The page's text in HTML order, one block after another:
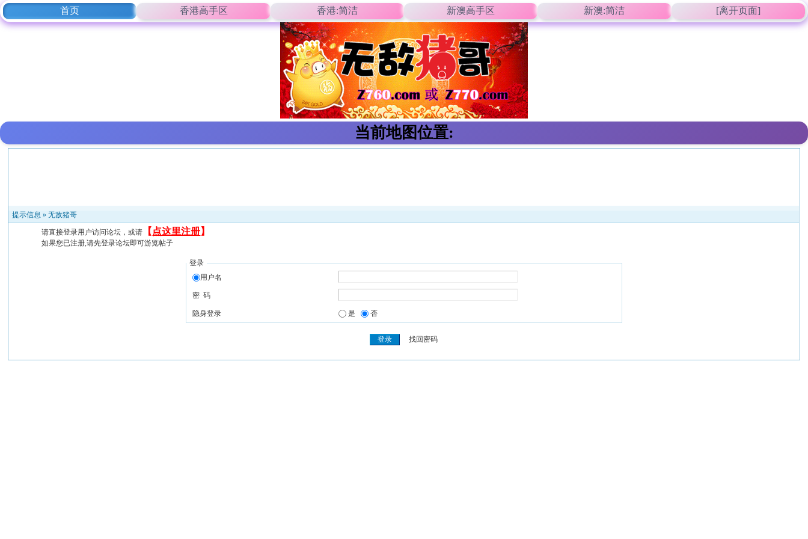
首页 香港高手区 香港:简洁 新澳高手区 新澳:简洁 [离开页面]
当前地图位置:
提示信息 »无敌猪哥
请直接登录用户访问论坛，或请 【 点这里注册】
如果您已注册,请先登录论坛即可游览帖子
登录
用户名
密 码
隐身登录 是 否
找回密码